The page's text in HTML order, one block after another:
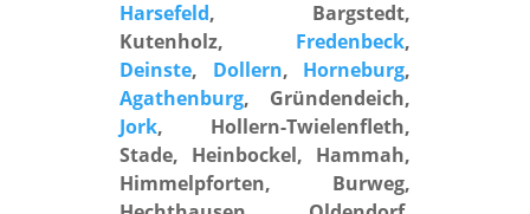
Harsefeld, Bargstedt,
Kutenholz, Fredenbeck,
Deinste, Dollern, Horneburg,
Agathenburg, Gründendeich,
Jork, Hollern-Twielenfleth,
Stade, Heinbockel, Hammah,
Himmelpforten, Burweg,